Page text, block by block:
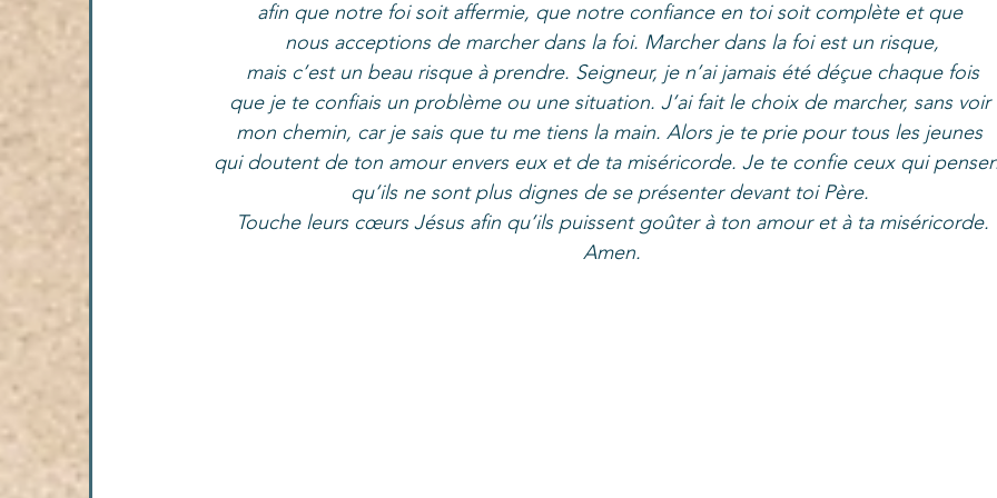
afin que notre foi soit affermie, que notre confiance en toi soit complète et que
nous acceptions de marcher dans la foi. Marcher dans la foi est un risque,
mais c’est un beau risque à prendre. Seigneur, je n’ai jamais été déçue chaque fois
que je te confiais un problème ou une situation. J’ai fait le choix de marcher, sans voir
mon chemin, car je sais que tu me tiens la main. Alors je te prie pour tous les jeunes
qui doutent de ton amour envers eux et de ta miséricorde. Je te confie ceux qui
qu’ils ne sont plus dignes de se présenter devant toi Père.
Touche leurs cœurs Jésus afin qu’ils puissent goûter à ton amour et à ta miséricorde.
Amen.